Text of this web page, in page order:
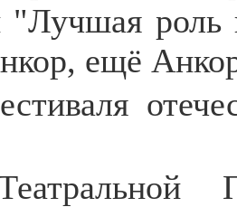
роль
ещё